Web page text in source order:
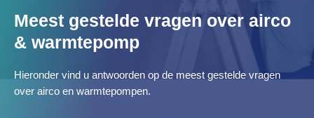
Meest gestelde vragen over airco
& warmtepomp
Hieronder vind u antwoorden op de meest gestelde vragen
over airco en warmtepompen.